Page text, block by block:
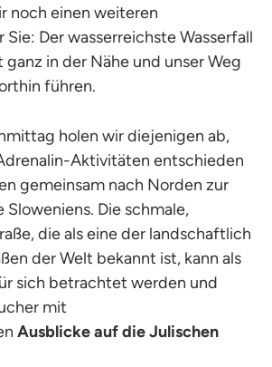
noch einen weiteren
Sie: Der wasserreichste Wasserfall
in der Nähe und unser Weg
führen.
holen wir diejenigen ab,
Aktivitäten entschieden
gemeinsam nach Norden zur
Sloweniens. Die schmale,
die als eine der landschaftlich
der Welt bekannt ist, kann als
sich betrachtet werden und
mit
Ausblicke auf die Julischen